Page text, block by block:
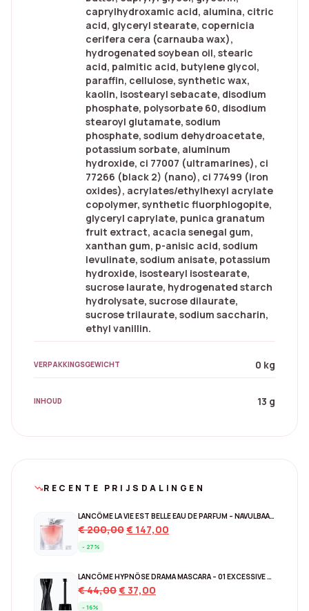
caprylhydroxamic acid, alumina, citric
acid, glyceryl stearate, copernicia
cerifera cera (carnauba wax),
hydrogenated soybean oil, stearic
acid, palmitic acid, butylene glycol,
paraffin, cellulose, synthetic wax,
kaolin, isostearyl sebacate, disodium
phosphate, polysorbate 60, disodium
stearoyl glutamate, sodium
phosphate, sodium dehydroacetate,
potassium sorbate, aluminum
hydroxide, ci 77007 (ultramarines), ci
77266 (black 2) (nano), ci 77499 (iron
oxides), acrylates/ethylhexyl acrylate
copolymer, synthetic fluorphlogopite,
glyceryl caprylate, punica granatum
fruit extract, acacia senegal gum,
xanthan gum, p-anisic acid, sodium
levulinate, sodium anisate, potassium
hydroxide, isostearyl isostearate,
sucrose laurate, hydrogenated starch
hydrolysate, sucrose dilaurate,
sucrose trilaurate, sodium saccharin,
ethyl vanillin.
VERPAKKINGSGEWICHT 0 kg
INHOUD 13 g
trending_downRECENTE PRIJSDALINGEN
LANCÔME LA VIE EST BELLE EAU DE PARFUM – NAVULBAAR 150 ML
€200,00Original
€ 200,00.
€ 147,00
- 27%
LANCÔME HYPNÔSE DRAMA MASCARA – 01 EXCESSIVE BLACK
€44,00Original
€37,00
- 16%